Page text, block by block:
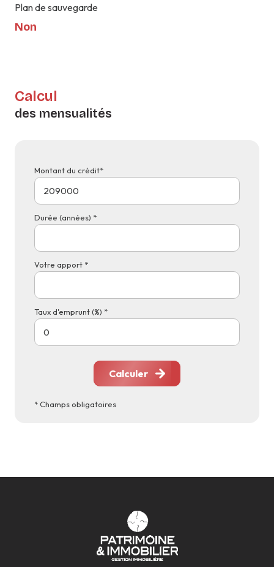
Plan de sauvegarde
Non
Calcul
des mensualités
Montant du crédit*
Durée (années) *
Votre apport *
Taux d'emprunt (%) *
Calculer
* Champs obligatoires